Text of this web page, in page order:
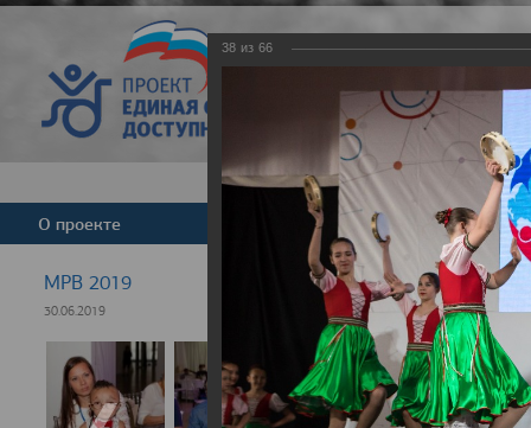
Версия для
О проекте Новости
МРВ 2019
30.06.2019
38 из 66